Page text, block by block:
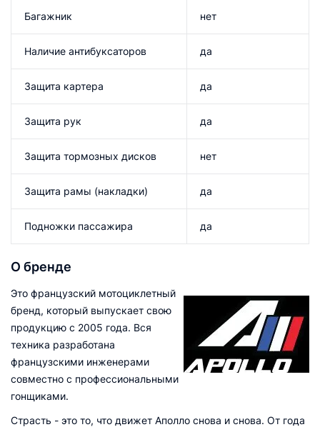
Багажник нет
Наличие антибуксаторов да
Защита картера да
Защита рук да
Защита тормозных дисков нет
Защита рамы (накладки) да
Подножки пассажира да
О бренде
Это французский мотоциклетный
бренд, который выпускает свою
продукцию с 2005 года. Вся
техника разработана
французскими инженерами
совместно с профессиональными
гонщиками.
Страсть - это то, что движет Аполло снова и снова. От года